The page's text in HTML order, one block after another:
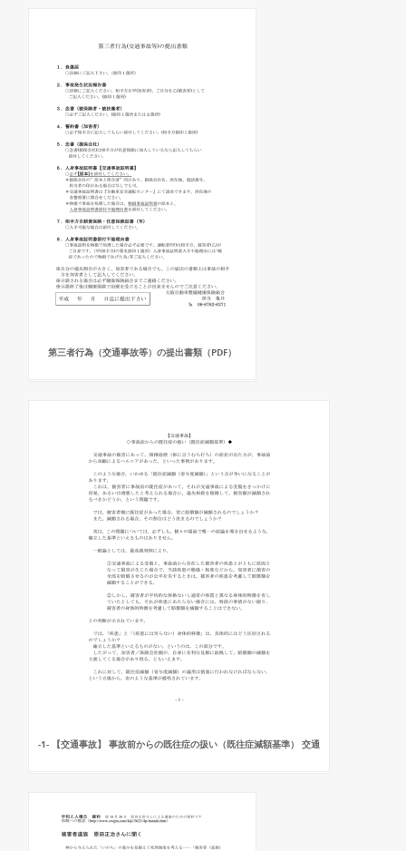
第三者行為（交通事故等）の提出書類（PDF）
-1- 【交通事故】 事故前からの既往症の扱い（既往症減額基準） 交通